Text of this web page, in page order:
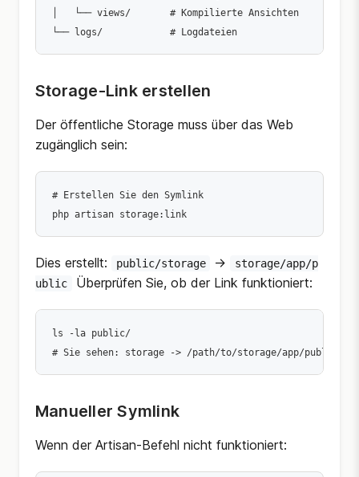
│   └── views/       # Kompilierte Ansichten
Storage-Link erstellen
Der öffentliche Storage muss über das Web
zugänglich sein:
# Erstellen Sie den Symlink
Dies erstellt: public/storage ->
storage/app/p
ublic
Überprüfen Sie, ob der Link funktioniert:
ls -la public/
Manueller Symlink
Wenn der Artisan-Befehl nicht funktioniert: